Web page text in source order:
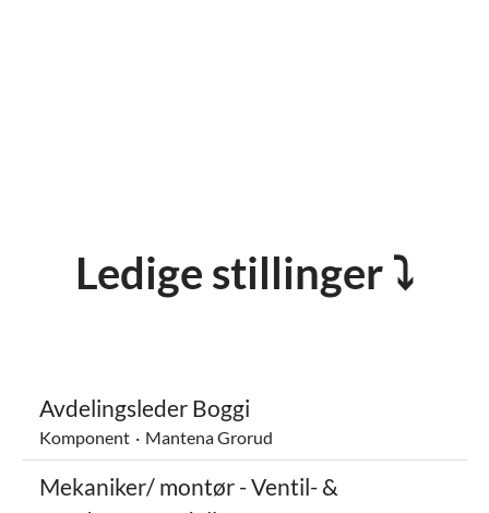
Ledige stillinger ⤵
Avdelingsleder Boggi
Komponent · Mantena Grorud
Mekaniker/ montør - Ventil- &